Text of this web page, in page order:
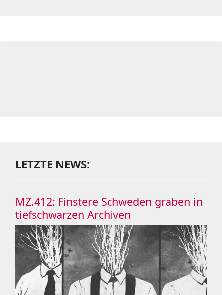
LETZTE NEWS:
MZ.412: Finstere Schweden graben in
tiefschwarzen Archiven